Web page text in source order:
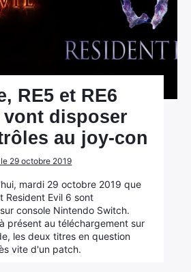
RE5 et RE6
vont disposer
au joy-con
29 octobre 2019
mardi 29 octobre 2019 que
Resident Evil 6 sont
console Nintendo Switch.
présent au téléchargement sur
les deux titres en question
vite d'un patch.